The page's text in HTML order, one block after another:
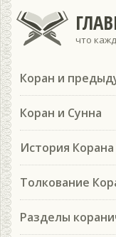
что
Коран и
Коран и Сунна
История Корана
Толкование
Разделы